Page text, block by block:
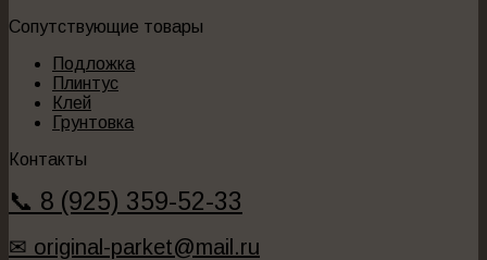
Сопутствующие товары
Подложка
Плинтус
Клей
Грунтовка
Контакты
📞 8 (925) 359-52-33
✉ original-parket@mail.ru